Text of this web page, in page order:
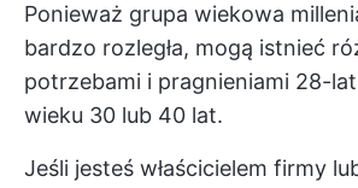
Ponieważ grupa wiekowa
bardzo rozległa, mogą istnieć
potrzebami i pragnieniami 28-
wieku 30 lub 40 lat.
Jeśli jesteś właścicielem firmy